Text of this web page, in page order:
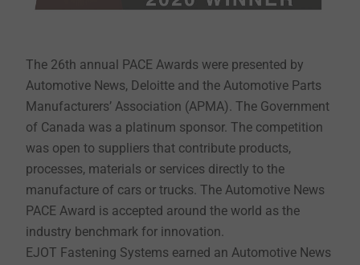
The 26th annual PACE Awards were presented by
Automotive News, Deloitte and the Automotive Parts
Manufacturers’ Association (APMA). The Government
of Canada was a platinum sponsor. The competition
was open to suppliers that contribute products,
processes, materials or services directly to the
manufacture of cars or trucks. The Automotive News
PACE Award is accepted around the world as the
industry benchmark for innovation.
EJOT Fastening Systems earned an Automotive News